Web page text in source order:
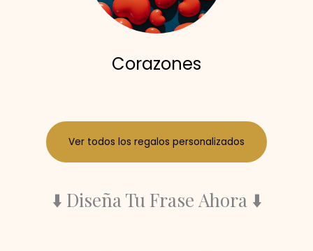
Corazones
Ver todos los regalos personalizados
⬇️ Diseña Tu Frase Ahora ⬇️